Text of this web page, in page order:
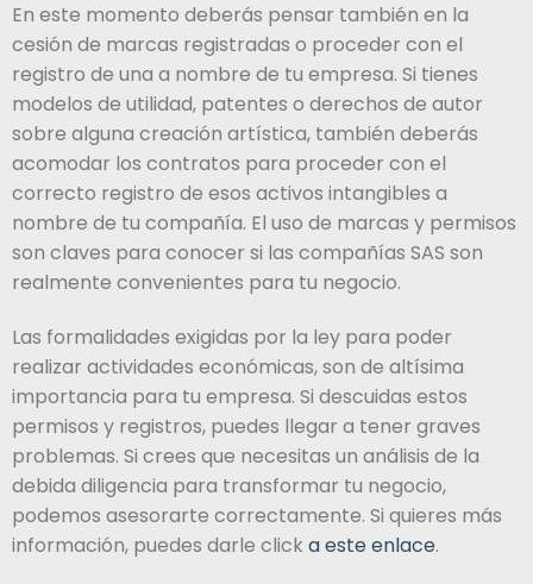
En este momento deberás pensar también en la
cesión de marcas registradas o proceder con el
registro de una a nombre de tu empresa. Si tienes
modelos de utilidad, patentes o derechos de autor
sobre alguna creación artística, también deberás
acomodar los contratos para proceder con el
correcto registro de esos activos intangibles a
nombre de tu compañía. El uso de marcas y permisos
son claves para conocer si las compañías SAS son
realmente convenientes para tu negocio.
Las formalidades exigidas por la ley para poder
realizar actividades económicas, son de altísima
importancia para tu empresa. Si descuidas estos
permisos y registros, puedes llegar a tener graves
problemas. Si crees que necesitas un análisis de la
debida diligencia para transformar tu negocio,
podemos asesorarte correctamente. Si quieres más
información, puedes darle click a este enlace.